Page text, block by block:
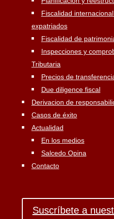
Fiscalidad
expatriados
Fiscalidad de
Inspecciones y
Tributaria
Precios de
Due diligence fiscal
Derivacion de
Casos de éxito
Actualidad
En los medios
Salcedo Opina
Contacto
Suscríbete a